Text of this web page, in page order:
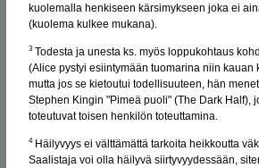
kuolemalla henkiseen kärsimykseen joka ei
(kuolema kulkee mukana).
3Todesta ja unesta ks. myös loppukohtaus
(Alice pystyi esiintymään tuomarina niin kauan
mutta jos se kietoutui todellisuuteen, hän
Stephen Kingin "Pimeä puoli" (The Dark Half),
toteutuvat toisen henkilön toteuttamina.
4Häilyvyys ei välttämättä tarkoita heikkoutta
Saalistaja voi olla häilyvä siirtyvyydessään,